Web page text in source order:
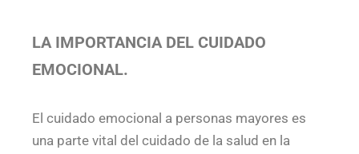
LA IMPORTANCIA DEL CUIDADO
EMOCIONAL.
El cuidado emocional a personas mayores es
una parte vital del cuidado de la salud en la